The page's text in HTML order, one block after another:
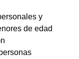
y
de edad